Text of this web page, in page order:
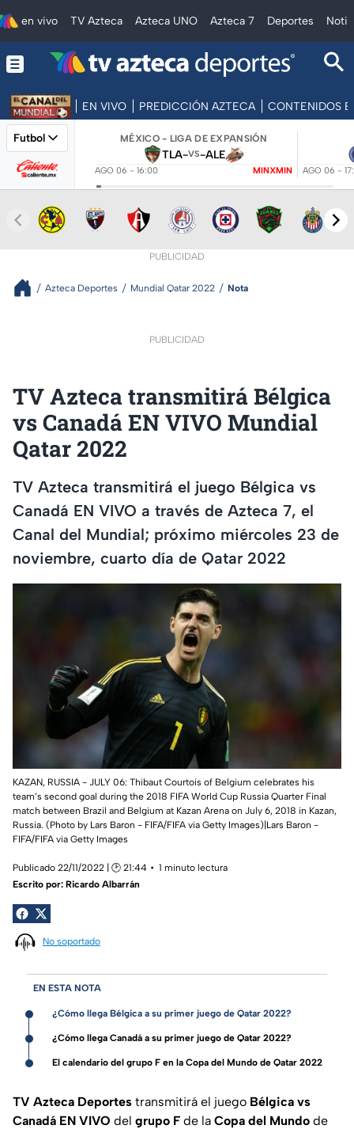
en vivo TV Azteca Azteca UNO Azteca 7 Deportes
EN VIVO PREDICCIÓN AZTECA CONTENIDOS
Futbol MÉXICO - LIGA DE EXPANSIÓN
TLA-VS-ALE
AGO 06 - 16:00 MINXMIN AGO 06 -
PUBLICIDAD
Azteca Deportes Mundial Qatar 2022 Nota
PUBLICIDAD
TV Azteca transmitirá Bélgica
vs Canadá EN VIVO Mundial
Qatar 2022
TV Azteca transmitirá el juego Bélgica vs
Canadá EN VIVO a través de Azteca 7, el
Canal del Mundial; próximo miércoles 23 de
noviembre, cuarto día de Qatar 2022
KAZAN, RUSSIA - JULY 06: Thibaut Courtois of Belgium celebrates his
team’s second goal during the 2018 FIFA World Cup Russia Quarter Final
match between Brazil and Belgium at Kazan Arena on July 6, 2018 in Kazan,
Russia. (Photo by Lars Baron - FIFA/FIFA via Getty Images)|Lars Baron -
FIFA/FIFA via Getty Images
Publicado 22/11/2022 | 🕑 21:44
1 minuto lectura
Escrito por: Ricardo Albarrán
No soportado
EN ESTA NOTA
¿Cómo llega Bélgica a su primer juego de Qatar 2022?
¿Cómo llega Canadá a su primer juego de Qatar 2022?
El calendario del grupo F en la Copa del Mundo de Qatar 2022
TV Azteca Deportes transmitirá el juego Bélgica vs
Canadá EN VIVO del grupo F de la Copa del Mundo de